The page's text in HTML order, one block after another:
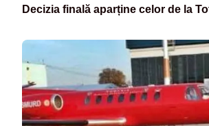
Decizia finală aparține celor de la